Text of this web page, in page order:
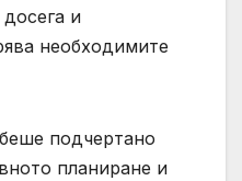
и
необходимите
подчертано
планиране и